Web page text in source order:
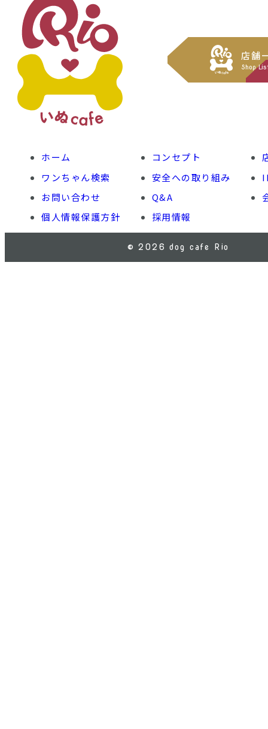
店舗
Shop
ホーム コンセプト
ワンちゃん検索
安全への取り組み
お問い合わせ
Q&A
個人情報保護方針
採用情報
© 2026 dog cafe Rio